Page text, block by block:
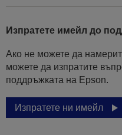
Изпратете имейл до
Ако не можете да
можете да изпратите
поддръжката на Epson.
Изпратете ни имейл